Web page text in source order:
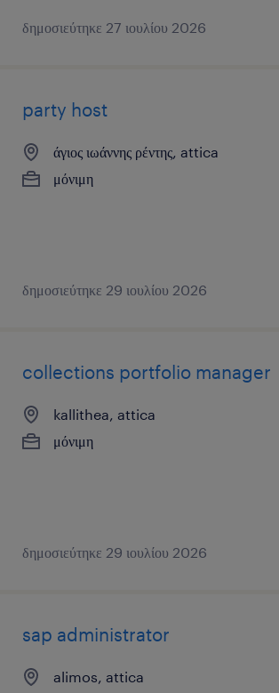
δημοσιεύτηκε 27 ιουλίου 2026
party host
άγιος ιωάννης ρέντης, attica
μόνιμη
δημοσιεύτηκε 29 ιουλίου 2026
collections portfolio manager
kallithea, attica
μόνιμη
δημοσιεύτηκε 29 ιουλίου 2026
sap administrator
alimos, attica